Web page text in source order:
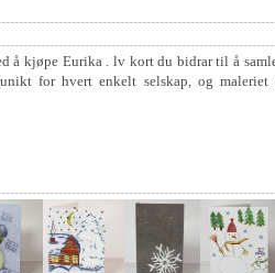
å kjøpe Eurika . lv kort du bidrar til å
for hvert enkelt selskap, og